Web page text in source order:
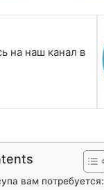
на наш канал в
вам потребуется: